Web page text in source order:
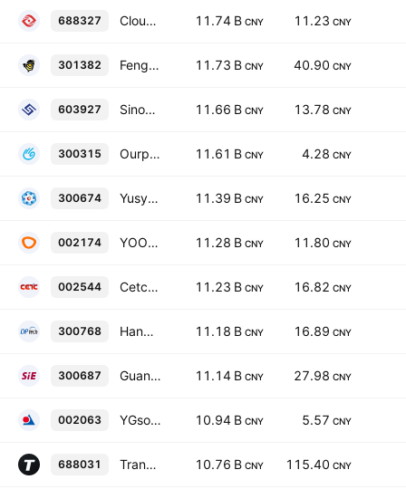
688327 CloudWalk Technology Co., Ltd. Class A 11.74 B CNY 11.23 CNY
301382 Fengzhushou Co., Ltd. Class A 11.73 B CNY 40.90 CNY
603927 Sinosoft Co. Ltd. Class A 11.66 B CNY 13.78 CNY
300315 Ourpalm Co., Ltd. Class A 11.61 B CNY 4.28 CNY
300674 Yusys Technologies Co., Ltd. Class A 11.39 B CNY 16.25 CNY
002174 YOOZOO Interactive Co., Ltd. Class A 11.28 B CNY 11.80 CNY
002544 Cetc Potevio Science & Technology Co., Ltd. Class A 11.23 B CNY 16.82 CNY
300768 Hangzhou DPTech Technology Co. Ltd. Class A 11.18 B CNY 16.89 CNY
300687 Guangzhou Sie Consulting Co., Ltd. Class A 11.14 B CNY 27.98 CNY
002063 YGsoft Inc. Class A 10.94 B CNY 5.57 CNY
688031 Transwarp Technology Shanghai Co. Ltd. Class A 10.76 B CNY 115.40 CNY